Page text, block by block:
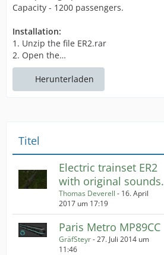
Capacity - 1200 passengers.
Installation:
1. Unzip the file ER2.rar
2. Open the…
Herunterladen
Titel
Electric trainset ER2
with original sounds.
Thomas Deverell - 16. April
2017 um 17:19
Paris Metro MP89CC
GräfSteyr-27. Juli 2014 um
11:46